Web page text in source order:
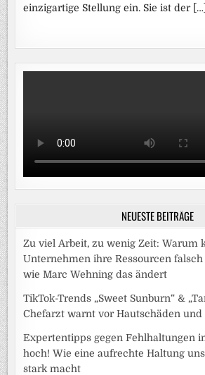
einzigartige Stellung ein. Sie ist der […]
NEUESTE BEITRÄGE
Zu viel Arbeit, zu wenig Zeit: Warum
Unternehmen ihre Ressourcen
wie Marc Wehning das ändert
TikTok-Trends „Sweet Sunburn“ &
Chefarzt warnt vor Hautschäden und
Expertentipps gegen Fehlhaltungen
hoch! Wie eine aufrechte Haltung
stark macht